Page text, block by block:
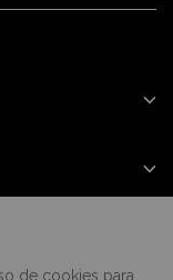
de cookies para